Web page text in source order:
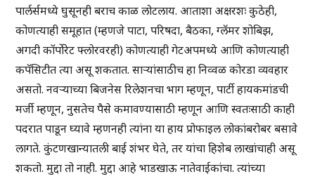
पार्लर्समध्ये घुसूनही बराच काळ लोटलाय. आताशा अक्षरशः कुठेही,
कोणत्याही समूहात (म्हणजे पाटा, परिषदा, बैठका, ग्लॅमर शोबिझ,
अगदी कॉर्पोरेट फ्लोरवरही) कोणत्याही गेटअपमध्ये आणि कोणत्याही
कपॅसिटीत त्या असू शकतात. साऱ्यांसाठीच हा निव्वळ कोरडा व्यवहार
असतो. नवऱ्याच्या बिजनेस रिलेशनचा भाग म्हणून, पार्टी हायकमांडची
मर्जी म्हणून, नुसतेच पैसे कमावण्यासाठी म्हणून आणि स्वतःसाठी काही
पदरात पाडून घ्यावे म्हणनही त्यांना या हाय प्रोफाइल लोकांबरोबर बसावे
लागते. कुंटणखान्यातली बाई शंभर घेते, तर यांचा हिशेब लाखांचाही असू
शकतो. मुद्दा तो नाही. मुद्दा आहे भाडखाऊ नातेवाईकांचा. त्यांच्या